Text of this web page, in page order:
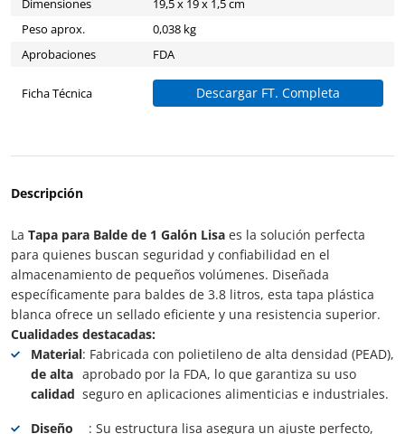
Dimensiones
19,5 x 19 x 1,5 cm
Peso aprox.
0,038 kg
Aprobaciones
FDA
Ficha Técnica Descargar FT. Completa
Descripción
La Tapa para Balde de 1 Galón Lisa es la solución perfecta
para quienes buscan seguridad y confiabilidad en el
almacenamiento de pequeños volúmenes. Diseñada
específicamente para baldes de 3.8 litros, esta tapa plástica
blanca ofrece un sellado eficiente y una resistencia superior.
Cualidades destacadas:
Material
de alta
calidad
: Fabricada con polietileno de alta densidad (PEAD),
aprobado por la FDA, lo que garantiza su uso
seguro en aplicaciones alimenticias e industriales.
Diseño
: Su estructura lisa asegura un ajuste perfecto,